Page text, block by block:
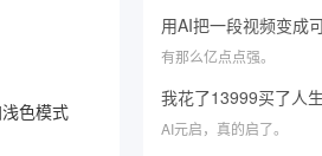
色模式
有那么亿点点强。
AI元启，真的启了。